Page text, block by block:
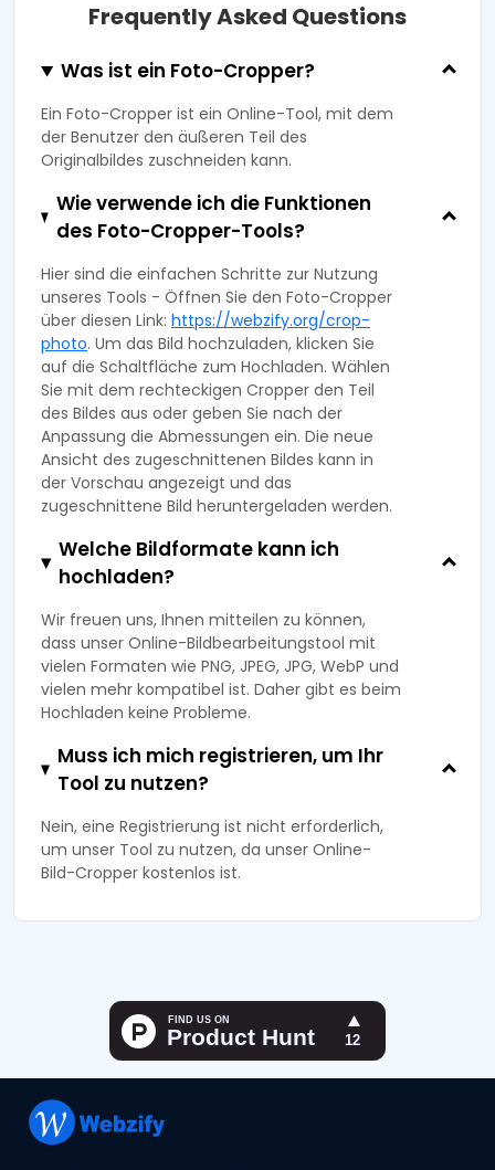
Frequently Asked Questions
Was ist ein Foto-Cropper?
Ein Foto-Cropper ist ein Online-Tool, mit dem
der Benutzer den äußeren Teil des
Originalbildes zuschneiden kann.
Wie verwende ich die Funktionen
des Foto-Cropper-Tools?
Hier sind die einfachen Schritte zur Nutzung
unseres Tools - Öffnen Sie den Foto-Cropper
über diesen Link: https://webzify.org/crop-
photo. Um das Bild hochzuladen, klicken Sie
auf die Schaltfläche zum Hochladen. Wählen
Sie mit dem rechteckigen Cropper den Teil
des Bildes aus oder geben Sie nach der
Anpassung die Abmessungen ein. Die neue
Ansicht des zugeschnittenen Bildes kann in
der Vorschau angezeigt und das
zugeschnittene Bild heruntergeladen werden.
Welche Bildformate kann ich
hochladen?
Wir freuen uns, Ihnen mitteilen zu können,
dass unser Online-Bildbearbeitungstool mit
vielen Formaten wie PNG, JPEG, JPG, WebP und
vielen mehr kompatibel ist. Daher gibt es beim
Hochladen keine Probleme.
Muss ich mich registrieren, um Ihr
Tool zu nutzen?
Nein, eine Registrierung ist nicht erforderlich,
um unser Tool zu nutzen, da unser Online-
Bild-Cropper kostenlos ist.